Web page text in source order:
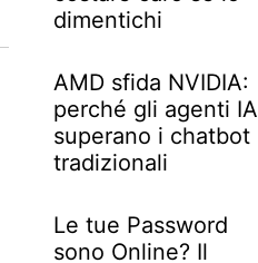
dimentichi
AMD sfida NVIDIA:
perché gli agenti IA
superano i chatbot
tradizionali
Le tue Password
sono Online? Il